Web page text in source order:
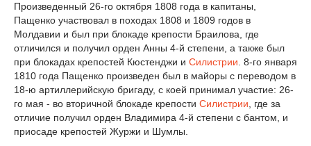
Произведенный 26-го октября 1808 года в капитаны,
Пащенко участвовал в походах 1808 и 1809 годов в
Молдавии и был при блокаде крепости Браилова, где
отличился и получил орден Анны 4-й степени, а также был
при блокадах крепостей Кюстенджи и Силистрии. 8-го января
1810 года Пащенко произведен был в майоры с переводом в
18-ю артиллерийскую бригаду, с коей принимал участие: 26-
го мая - во вторичной блокаде крепости Силистрии, где за
отличие получил орден Владимира 4-й степени с бантом, и
приосаде крепостей Журжи и Шумлы.